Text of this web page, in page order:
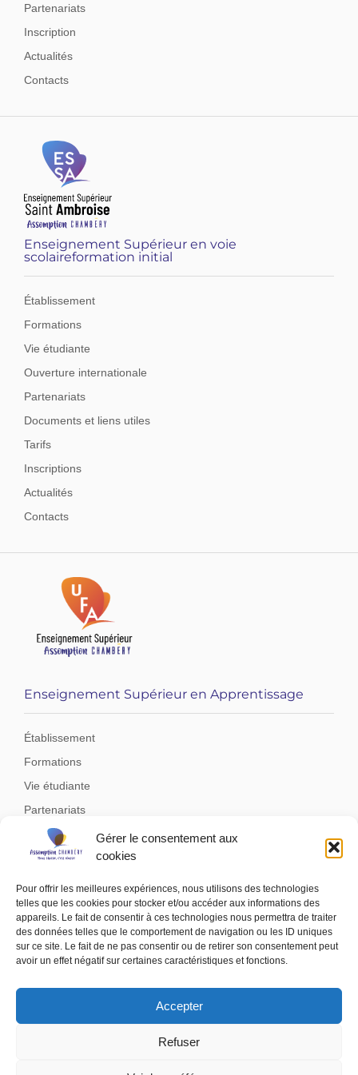
Gérer le consentement aux
cookies
Pour offrir les meilleures expériences, nous utilisons des technologies
telles que les cookies pour stocker et/ou accéder aux informations des
appareils. Le fait de consentir à ces technologies nous permettra de traiter
des données telles que le comportement de navigation ou les ID uniques
sur ce site. Le fait de ne pas consentir ou de retirer son consentement peut
avoir un effet négatif sur certaines caractéristiques et fonctions.
Accepter
Refuser
Partenariats
Inscription
Actualités
Contacts
Enseignement Supérieur en voie
scolaireformation initial
Établissement
Formations
Vie étudiante
Ouverture internationale
Partenariats
Documents et liens utiles
Tarifs
Inscriptions
Actualités
Contacts
Enseignement Supérieur en Apprentissage
Établissement
Formations
Vie étudiante
Partenariats
Documents et liens utiles
Financement des formations
Actualités
Contacts
© 2023 Copyright réservé Assomption Chambéry –
Mentions légales